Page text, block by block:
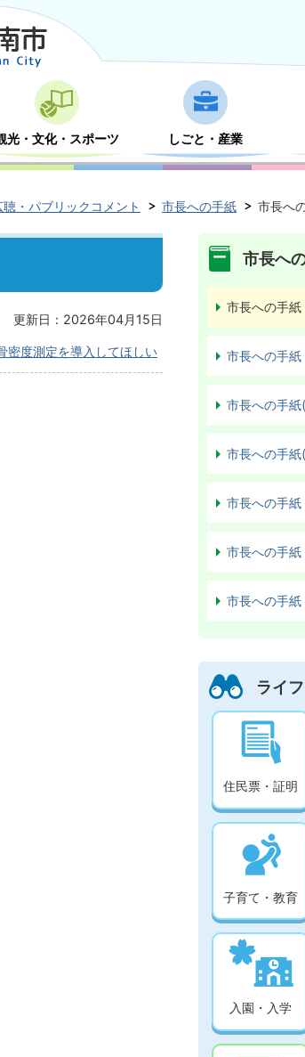
光・文化・スポーツ しごと・産業
聴・パブリックコメント 市長への手紙 市長へ
更新日：2026年04月15日
密度測定を導入してほしい
市長へ
市長への手紙
市長への手紙
市長への手
市長への手
市長への手紙
市長への手紙
市長への手紙
ライ
住民票・証明
子育て・教育
入園・入学